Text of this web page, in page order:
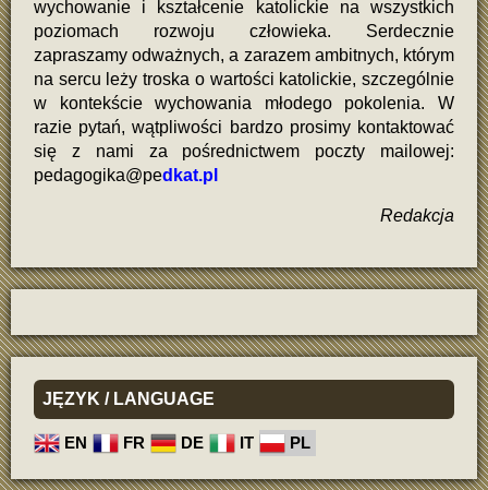
wychowanie i kształcenie katolickie na wszystkich
poziomach rozwoju człowieka. Serdecznie
zapraszamy odważnych, a zarazem ambitnych, którym
na sercu leży troska o wartości katolickie, szczególnie
w kontekście wychowania młodego pokolenia. W
razie pytań, wątpliwości bardzo prosimy kontaktować
się z nami za pośrednictwem poczty mailowej:
pedagogika@pedkat.pl
Redakcja
JĘZYK / LANGUAGE
EN FR DE IT PL